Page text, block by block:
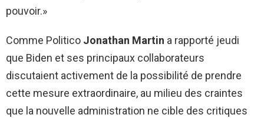
pouvoir.»
Comme Politico Jonathan Martin a rapporté jeudi
que Biden et ses principaux collaborateurs
discutaient activement de la possibilité de prendre
cette mesure extraordinaire, au milieu des craintes
que la nouvelle administration ne cible des critiques